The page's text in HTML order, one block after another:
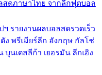
สดภาษาไทย จากลีกฟุตบอล
ฯ รายงานผลบอลสดรวดเร็ว
พรีเมียร์ลีก อังกฤษ กัลโช่
บุนเดสลีก้า เยอรมัน ลีกเอิง